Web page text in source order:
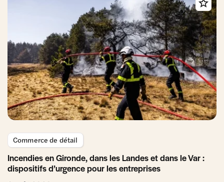
Commerce de détail
Incendies en Gironde, dans les Landes et dans le Var :
dispositifs d’urgence pour les entreprises